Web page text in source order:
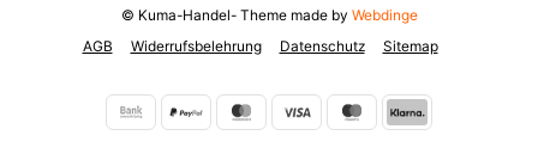
AGB Widerrufsbelehrung Datenschutz Sitemap
© Kuma-Handel- Theme made by Webdinge